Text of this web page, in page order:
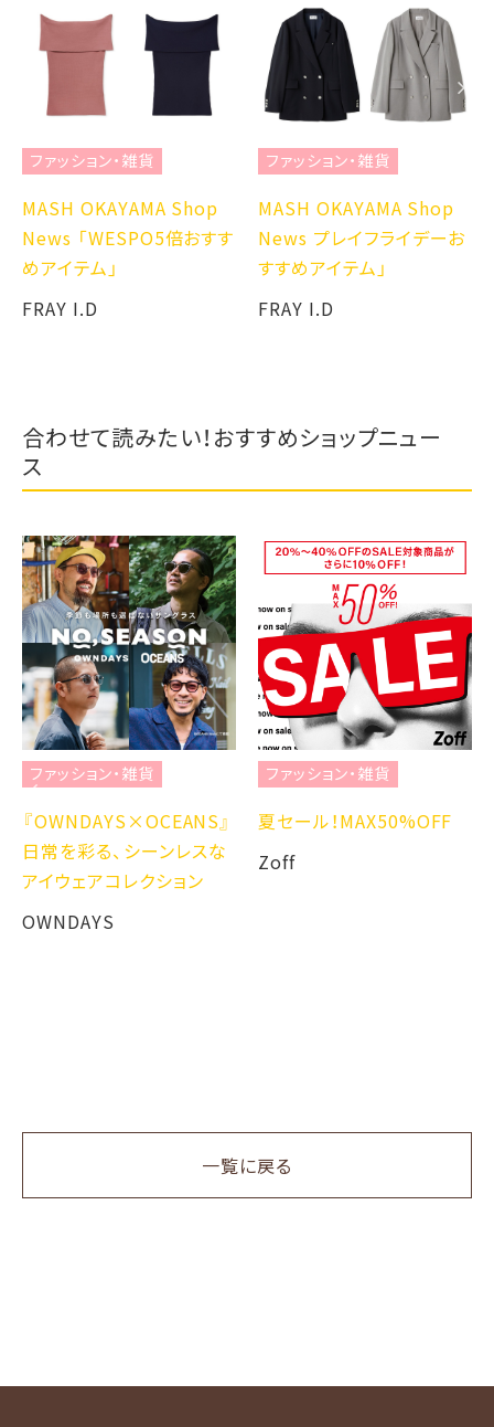
ション・雑貨
OKAYAMA Shop
「WESPO5倍おすす
テム」
I.D
ファッション・雑貨
MASH OKAYAMA Shop
News プレイフライデーお
すすめアイテム」
FRAY I.D
MASH
News
合わせて読みたい！おすすめショップニュー
ス
ファッション・雑貨
『OWNDAYS×OCEANS』
日常を彩る、シーンレスな
アイウェアコレクション
OWNDAYS
ファッション・雑貨
夏セール！MAX50%OFF
Zoff
一覧に戻る